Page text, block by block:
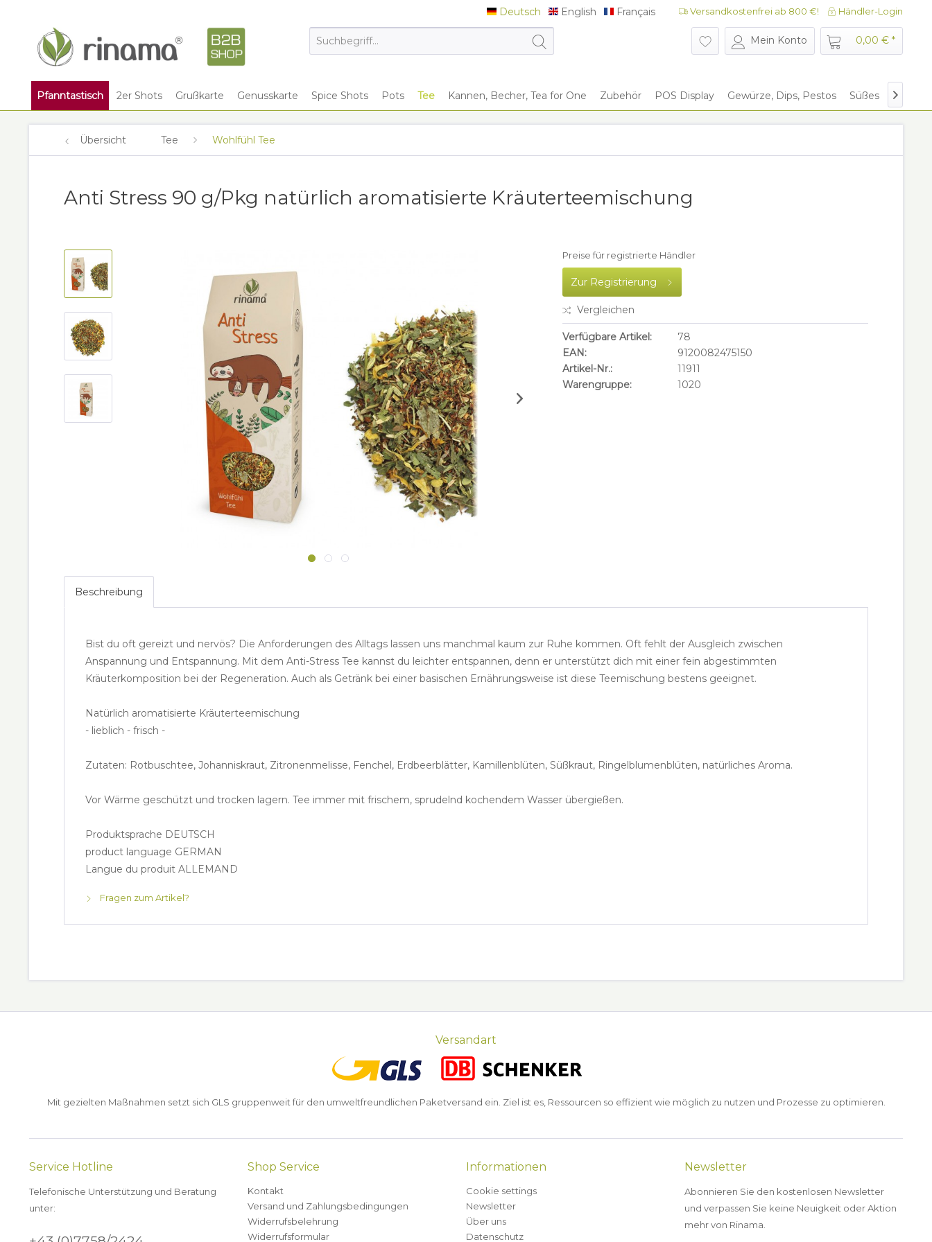
Deutsch
Deutsch English
English Français
Français Versandkostenfrei ab 800 €! Händler-Login
Mein Konto 0,00 € *
Pfanntastisch 2er Shots Grußkarte Genusskarte Spice Shots Pots Tee Kannen, Becher, Tea for One Zubehör POS Display Gewürze, Dips, Pestos Süßes Give

Übersicht Tee Wohlfühl Tee
Anti Stress 90 g/Pkg natürlich aromatisierte Kräuterteemischung
Preise für registrierte Händler
Zur Registrierung
Vergleichen
Verfügbare Artikel:
78
EAN:
9120082475150
Artikel-Nr.:
11911
Warengruppe:
1020
Beschreibung
Bist du oft gereizt und nervös? Die Anforderungen des Alltags lassen uns manchmal kaum zur Ruhe kommen. Oft fehlt der Ausgleich zwischen
Anspannung und Entspannung. Mit dem Anti-Stress Tee kannst du leichter entspannen, denn er unterstützt dich mit einer fein abgestimmten
Kräuterkomposition bei der Regeneration. Auch als Getränk bei einer basischen Ernährungsweise ist diese Teemischung bestens geeignet.
Natürlich aromatisierte Kräuterteemischung
- lieblich - frisch -
Zutaten: Rotbuschtee, Johanniskraut, Zitronenmelisse, Fenchel, Erdbeerblätter, Kamillenblüten, Süßkraut, Ringelblumenblüten, natürliches Aroma.
Vor Wärme geschützt und trocken lagern. Tee immer mit frischem, sprudelnd kochendem Wasser übergießen.
Produktsprache DEUTSCH
product language GERMAN
Langue du produit ALLEMAND
Fragen zum Artikel?
Versandart
Mit gezielten Maßnahmen setzt sich GLS gruppenweit für den umweltfreundlichen Paketversand ein. Ziel ist es, Ressourcen so effizient wie möglich zu nutzen und Prozesse zu optimieren.
Service Hotline
Telefonische Unterstützung und Beratung
unter:
Shop Service
Kontakt
Versand und Zahlungsbedingungen
Widerrufsbelehrung
Widerrufsformular
Informationen
Cookie settings
Newsletter
Über uns
Datenschutz
Newsletter
Abonnieren Sie den kostenlosen Newsletter
und verpassen Sie keine Neuigkeit oder Aktion
mehr von Rinama.